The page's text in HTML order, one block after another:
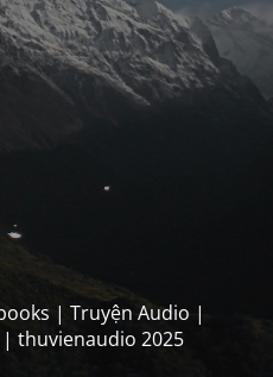
| Truyện Audio |
thuvienaudio 2025